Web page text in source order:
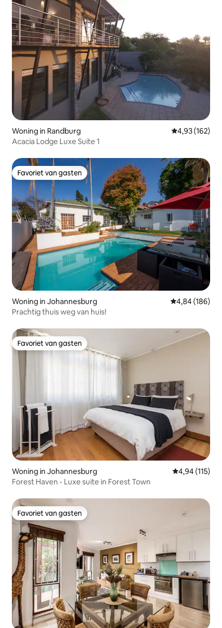
Woning in Randburg Gemiddelde
4,93 (162)
Acacia Lodge Luxe Suite 1
Favoriet van gasten
Favoriet van gasten
Woning in Johannesburg Gemiddelde
4,84 (186)
Prachtig thuis weg van huis!
Favoriet van gasten
Favoriet van gasten
Woning in Johannesburg Gemiddelde
4,94 (115)
Forest Haven - Luxe suite in Forest Town
Favoriet van gasten
Favoriet van gasten